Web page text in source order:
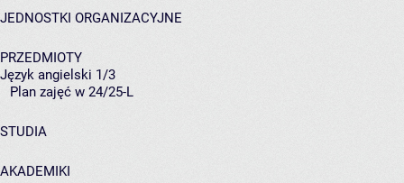
JEDNOSTKI ORGANIZACYJNE
PRZEDMIOTY
Język angielski 1/3
Plan zajęć w 24/25-L
STUDIA
AKADEMIKI